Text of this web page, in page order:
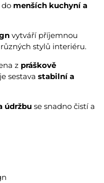
menších kuchyní a
vytváří příjemnou
stylů interiéru.
z práškově
sestava stabilní a
údržbu se snadno čistí a